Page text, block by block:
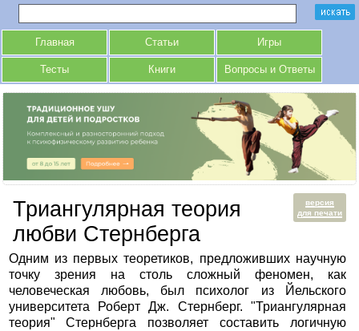
Главная Статьи Игры
Тесты Книги Вопросы и Ответы
версия
для печати
Триангулярная теория
любви Стернберга
Одним из первых теоретиков, предложивших научную
точку зрения на столь сложный феномен, как
человеческая любовь, был психолог из Йельского
университета Роберт Дж. Стернберг. "Триангулярная
теория" Стернберга позволяет составить логичную